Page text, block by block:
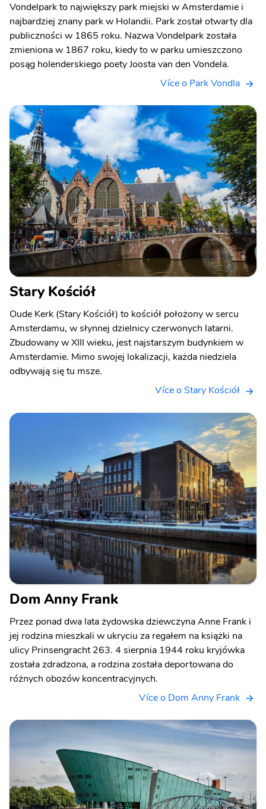
Vondelpark to największy park miejski w Amsterdamie i
najbardziej znany park w Holandii. Park został otwarty dla
publiczności w 1865 roku. Nazwa Vondelpark została
zmieniona w 1867 roku, kiedy to w parku umieszczono
posąg holenderskiego poety Joosta van den Vondela.
Více o Park Vondla
Stary Kościół
Oude Kerk (Stary Kościół) to kościół położony w sercu
Amsterdamu, w słynnej dzielnicy czerwonych latarni.
Zbudowany w XIII wieku, jest najstarszym budynkiem w
Amsterdamie. Mimo swojej lokalizacji, każda niedziela
odbywają się tu msze.
Více o Stary Kościół
Dom Anny Frank
Przez ponad dwa lata żydowska dziewczyna Anne Frank i
jej rodzina mieszkali w ukryciu za regałem na książki na
ulicy Prinsengracht 263. 4 sierpnia 1944 roku kryjówka
została zdradzona, a rodzina została deportowana do
różnych obozów koncentracyjnych.
Více o Dom Anny Frank